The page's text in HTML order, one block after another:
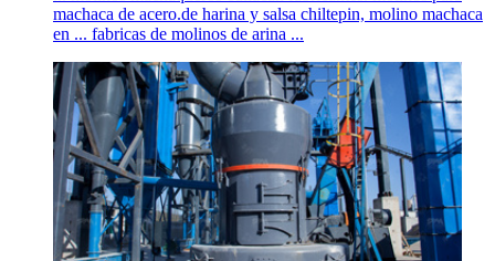
machaca de acero.de harina y salsa chiltepin, molino machaca
en ... fabricas de molinos de arina ...